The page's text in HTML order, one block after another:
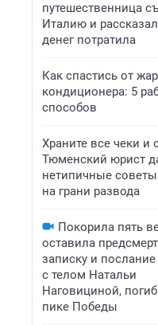
путешественница
Италию и
денег потратила
Как спастись от
кондиционера: 5
способов
Храните все чеки и
Тюменский юрист
нетипичные советы
на грани развода
Покорила пять
оставила
записку и
с телом Натальи
Наговициной,
пике Победы